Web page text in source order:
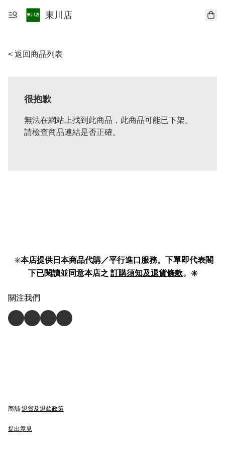
東川店
< 返回商品列表
很抱歉
無法在網站上找到此商品，此商品可能已下架。
請檢查商品連結是否正確。
✳️本店提供日本商品代購／平行進口服務。下單即代表閣
下已閱讀並同意本店之 訂購須知及退貨條款。✳️
關注我們
商舖 退貨及退款政策
提出意見